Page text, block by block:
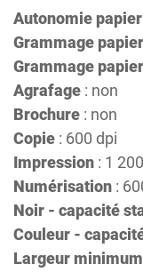
Autonomie
Grammage
Grammage
Agrafage : non
Brochure : non
Copie : 600 dpi
Impression : 1
Numérisation :
Noir - capacité
Couleur -
Largeur minimum